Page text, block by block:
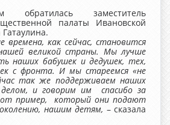
обратилась заместитель
палаты Ивановской
времена, как сейчас, становится
великой страны. Мы лучше
наших бабушек и дедушек, тех,
с фронта. И мы стареемся «не
так же поддерживаем наших
и говорим им спасибо за
пример, который они подают
нашим детям, – сказала